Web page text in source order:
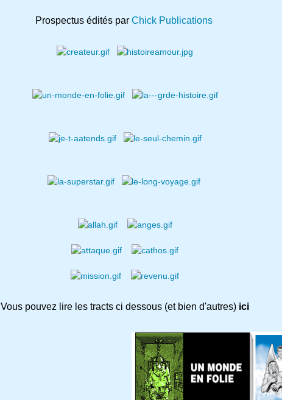
Prospectus édités par Chick Publications
Vous pouvez lire les tracts ci dessous (et bien d'autres) ici